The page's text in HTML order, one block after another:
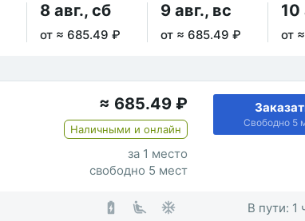
8 авг., сб
от ≈ 685.49 ₽
9 авг., вс
от ≈ 685.49 ₽
10
от
≈ 685.49 ₽
Наличными и онлайн
за 1 место
свободно 5 мест
Свободно 5
В пути: 1